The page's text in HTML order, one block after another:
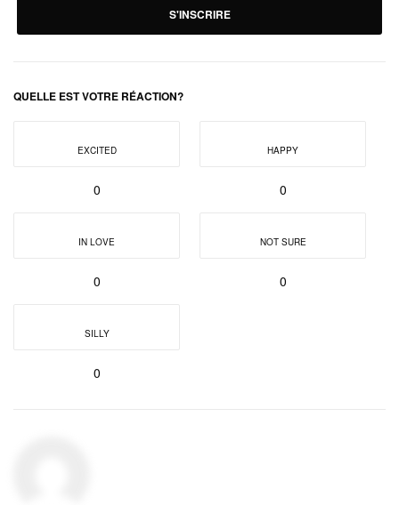
S'INSCRIRE
QUELLE EST VOTRE RÉACTION?
EXCITED
0
HAPPY
0
IN LOVE
0
NOT SURE
0
SILLY
0